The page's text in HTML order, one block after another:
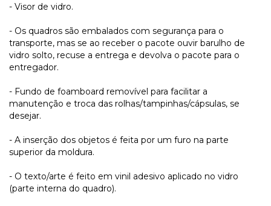
- Visor de vidro.
- Os quadros são embalados com segurança para o
transporte, mas se ao receber o pacote ouvir barulho de
vidro solto, recuse a entrega e devolva o pacote para o
entregador.
- Fundo de foamboard removível para facilitar a
manutenção e troca das rolhas/tampinhas/cápsulas, se
desejar.
- A inserção dos objetos é feita por um furo na parte
superior da moldura.
- O texto/arte é feito em vinil adesivo aplicado no vidro
(parte interna do quadro).